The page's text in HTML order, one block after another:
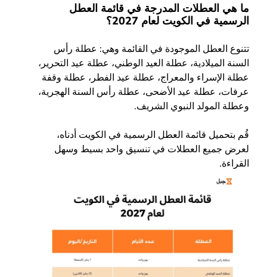
ما هي العطلات المدرجة في قائمة العطل
الرسمية في الكويت لعام 2027؟
تتنوع العطل الموجودة في القائمة وهي: عطلة رأس
السنة الميلادية، عطلة العيد الوطني، عطلة عيد التحرير،
عطلة الإسراء والمعراج، عطلة عيد الفطر، عطلة وقفة
عرفات، عطلة عيد الأضحى، عطلة رأس السنة الهجرية،
وعطلة المولد النبوي الشريف.
قُم بتحميل قائمة العطل الرسمية في الكويت أدناه،
لعرض جميع العطلات في تنسيق واحد بسيط وسهل
القراءة.